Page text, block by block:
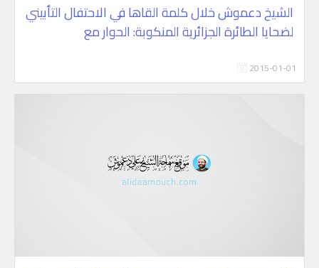
الشيخ دعموش خلال كلمة القاها في الاحتفال التأبيني
لضحايا الطائرة الجزائرية المنكوبة: الحوار مع
2015-01-01